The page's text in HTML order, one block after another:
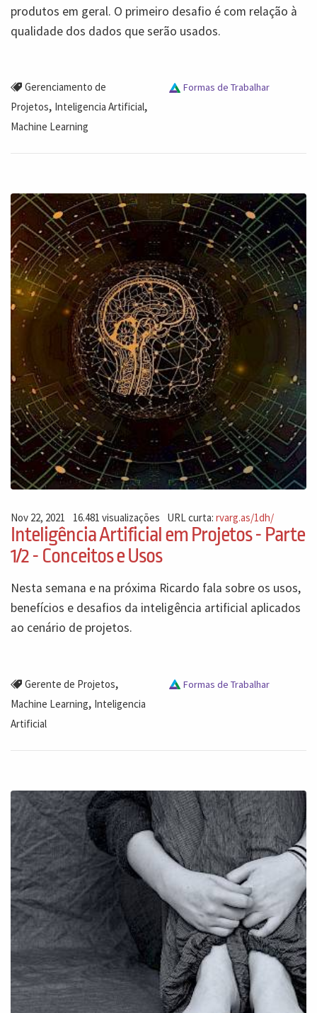
produtos em geral. O primeiro desafio é com relação à
qualidade dos dados que serão usados.
Gerenciamento de
Projetos, Inteligencia Artificial,
Machine Learning
Formas de Trabalhar
Nov 22, 2021 16.481 visualizações URL curta:rvarg.as/1dh/
Inteligência Artificial em Projetos - Parte
1/2 - Conceitos e Usos
Nesta semana e na próxima Ricardo fala sobre os usos,
benefícios e desafios da inteligência artificial aplicados
ao cenário de projetos.
Gerente de Projetos,
Machine Learning, Inteligencia
Artificial
Formas de Trabalhar